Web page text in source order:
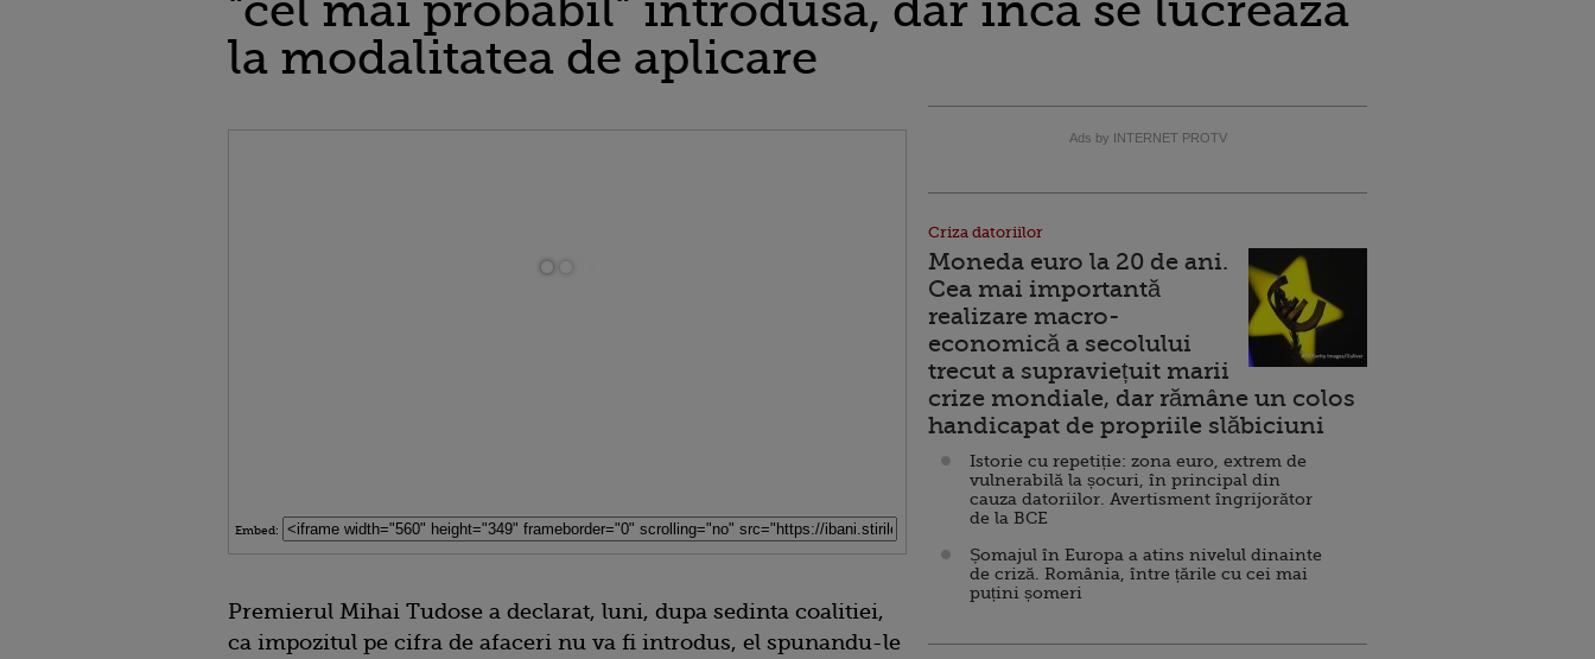
la modalitatea de aplicare
Embed:
Premierul Mihai Tudose a declarat, luni, dupa sedinta coalitiei,
ca impozitul pe cifra de afaceri nu va fi introdus, el spunandu-le
Ads by INTERNET PROTV
Criza datoriilor
Moneda euro la 20 de ani.
Cea mai importantă
realizare macro-
economică a secolului
trecut a supraviețuit marii
crize mondiale, dar rămâne un colos
handicapat de propriile slăbiciuni
Istorie cu repetiție: zona euro, extrem de
vulnerabilă la șocuri, în principal din
cauza datoriilor. Avertisment îngrijorător
de la BCE
Șomajul în Europa a atins nivelul dinainte
de criză. România, între țările cu cei mai
puțini șomeri